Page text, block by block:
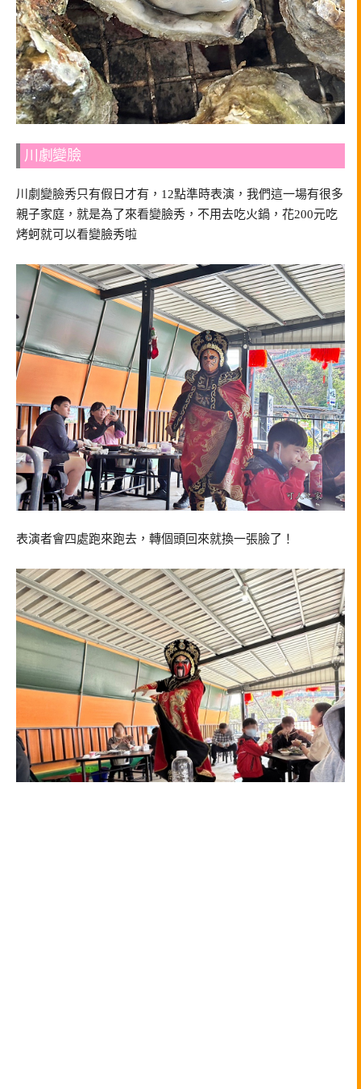
川劇變臉
川劇變臉秀只有假日才有，12點準時表演，我們這一場有很多
親子家庭，就是為了來看變臉秀，不用去吃火鍋，花200元吃
烤蚵就可以看變臉秀啦
表演者會四處跑來跑去，轉個頭回來就換一張臉了！